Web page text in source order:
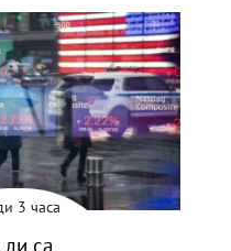
3 часа
ли са